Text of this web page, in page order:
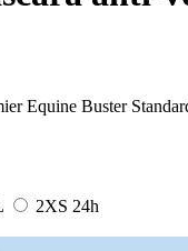
Equine Buster
2XS 24h